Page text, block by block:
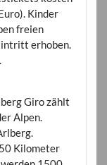
Kinder
freien
erhoben.
Giro zählt
Alpen.
Kilometer